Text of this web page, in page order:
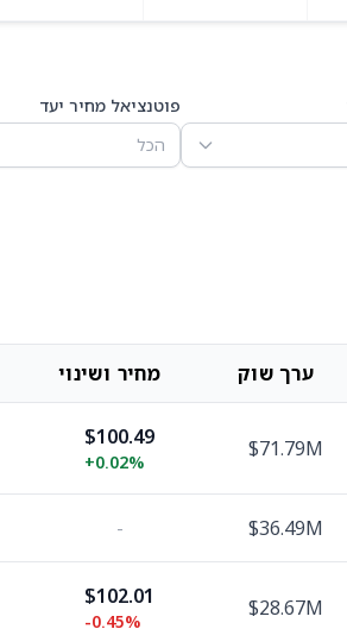
פוטנציאל מחיר יעד
הכל
ערך שוק מחיר ושינוי
$71.79M
$100.49
+0.02%
$36.49M
-
$28.67M
$102.01
-0.45%